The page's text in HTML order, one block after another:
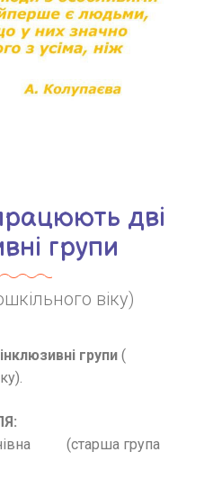
дві
групи
віку)
групи (
(старша група